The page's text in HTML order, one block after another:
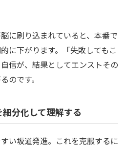
に刷り込まれていると、本番で
に下がります。「失敗してもこ
信が、結果としてエンストその
のです。
分化して理解する
い坂道発進。これを克服するに